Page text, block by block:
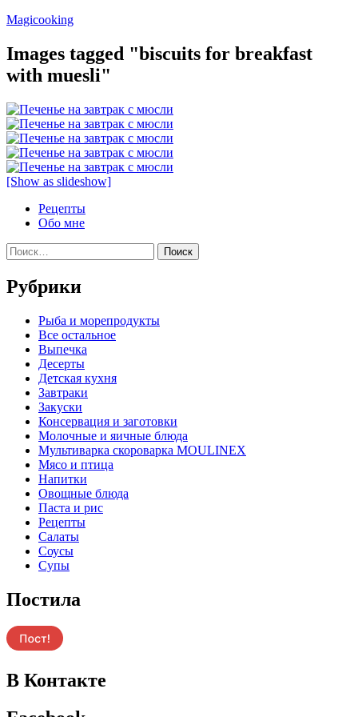
Перейти
содержимому
Magicooking
Images tagged "biscuits for breakfast
with muesli"
[Show as slideshow]
Рецепты
Обо мне
Найти:
Рубрики
Pыба и морепродукты
Все остальное
Выпечка
Десерты
Детская кухня
Завтраки
Закуски
Консервация и заготовки
Молочные и яичные блюда
Мультиварка скороварка MOULINEX
Мясо и птица
Напитки
Овощные блюда
Паста и рис
Рецепты
Салаты
Соусы
Супы
Постила
В Контакте